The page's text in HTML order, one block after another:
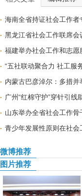
海南全省持证社会工作者
黑龙江省社会工作联席
福建举办社会工作和志愿
“五社联动聚合力 社工服
内蒙古巴彦淖尔：多措
广州“红棉守护”穿针引线
山东举办全省社会工作
青少年发展性原则在社
微博推荐
图片推荐